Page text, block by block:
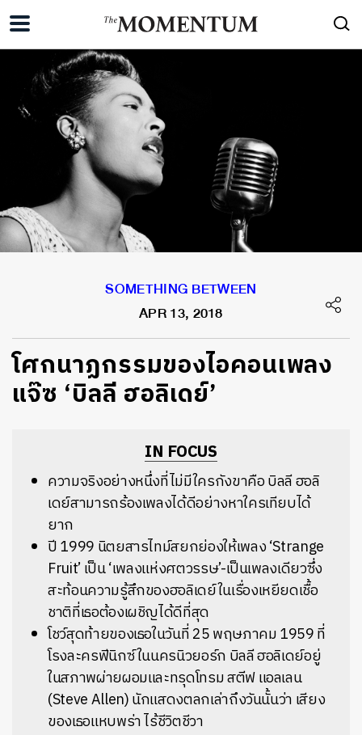
SOMETHING BETWEEN
APR 13, 2018
โศกนาฏกรรมของไอคอนเพลง
แจ๊ซ ‘บิลลี ฮอลิเดย์’
IN FOCUS
ความจริงอย่างหนึ่งที่ไม่มีใครกังขาคือ บิลลี ฮอลิ
เดย์สามารถร้องเพลงได้ดีอย่างหาใครเทียบได้
ยาก
ปี 1999 นิตยสารไทม์สยกย่องให้เพลง ‘Strange
Fruit’ เป็น ‘เพลงแห่งศตวรรษ’-เป็นเพลงเดียวซึ่ง
สะท้อนความรู้สึกของฮอลิเดย์ในเรื่องเหยียดเชื้อ
ชาติที่เธอต้องเผชิญได้ดีที่สุด
โชว์สุดท้ายของเธอในวันที่ 25 พฤษภาคม 1959 ที่
โรงละครฟีนิกซ์ ในนครนิวยอร์ก บิลลี ฮอลิเดย์อยู่
ในสภาพผ่ายผอมและทรุดโทรม สตีฟ แอลเลน
(Steve Allen) นักแสดงตลกเล่าถึงวันนั้นว่า เสียง
ของเธอแหบพร่า ไร้ชีวิตชีวา